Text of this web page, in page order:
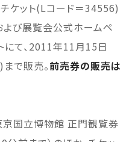
ケット(Lコード＝34556)
よび展覧会公式ホームペ
にて、2011年11月15日
で販売。前売券の販売は
国立博物館 正門観覧券